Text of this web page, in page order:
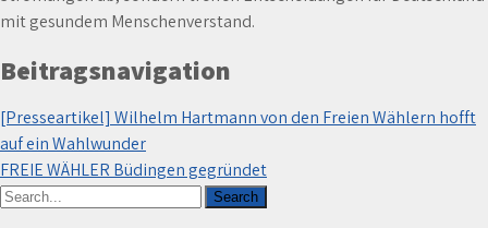
mit gesundem Menschenverstand.
Beitragsnavigation
[Presseartikel] Wilhelm Hartmann von den Freien Wählern hofft
auf ein Wahlwunder
FREIE WÄHLER Büdingen gegründet